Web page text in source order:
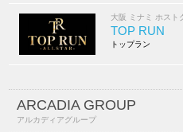
大阪 ミナミ ホスト
TOP RUN
トップラン
ARCADIA GROUP
アルカディアグループ